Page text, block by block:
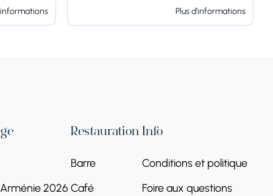
Plus d'informations
2026
Restauration
Barre
Café
Info
Conditions et politique
Foire aux questions